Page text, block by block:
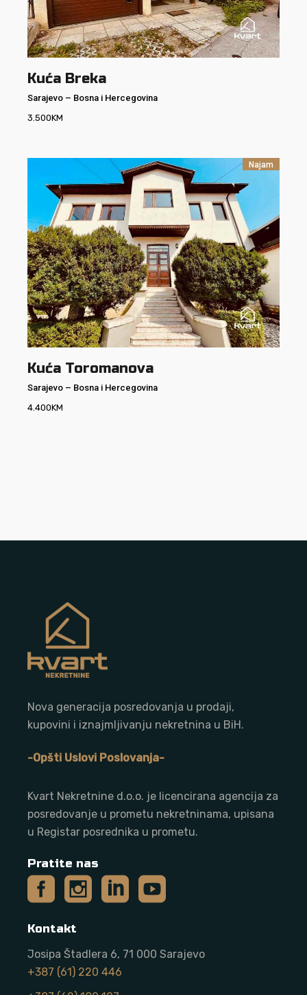
Kuća Breka
Sarajevo – Bosna i Hercegovina
3.500KM
Najam
Kuća Toromanova
Sarajevo – Bosna i Hercegovina
4.400KM
Nova generacija posredovanja u prodaji,
kupovini i iznajmljivanju nekretnina u BiH.
-Opšti Uslovi Poslovanja-
Kvart Nekretnine d.o.o. je licencirana agencija za
posredovanje u prometu nekretninama, upisana
u Registar posrednika u prometu.
Pratite nas
Kontakt
Josipa Štadlera 6, 71 000 Sarajevo
+387 (61) 220 446